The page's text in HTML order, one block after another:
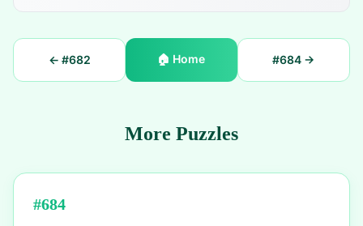
← #682 🏠 Home #684 →
More Puzzles
#684